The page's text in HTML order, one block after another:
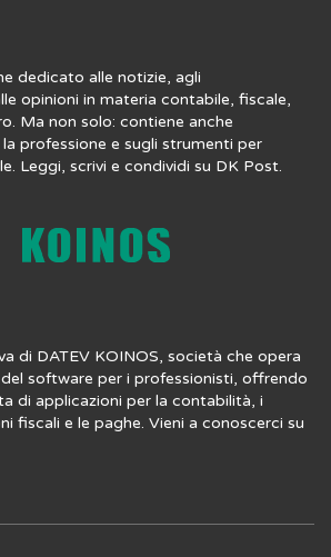
dedicato alle notizie, agli
opinioni in materia contabile, fiscale,
Ma non solo: contiene anche
professione e sugli strumenti per
Leggi, scrivi e condividi su DK Post.
di DATEV KOINOS, società che opera
software per i professionisti, offrendo
di applicazioni per la contabilità, i
fiscali e le paghe. Vieni a conoscerci su